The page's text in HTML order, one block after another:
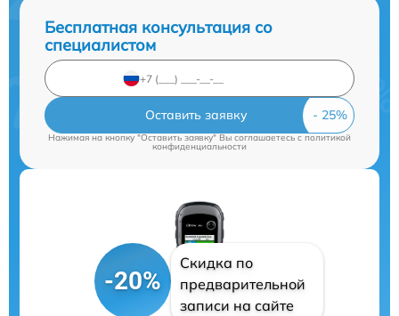
Бесплатная консультация со
специалистом
Оставить заявку
Нажимая на кнопку "Оставить заявку" Вы соглашаетесь cполитикой
конфиденциальности
-20%
Скидка по
предварительной
записи на сайте